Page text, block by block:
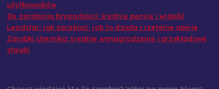
użytkowników
Ile zarabiają brygadziści: średnie pensje i widełki
Leadstar: jak zarabiać, jak to działa i rzetelne opinie
Zarobki chemika: średnie wynagrodzenie i przykładowe
stawki